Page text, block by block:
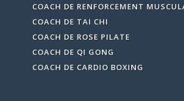
COACH DE RENFORCEMENT
COACH DE TAI CHI
COACH DE ROSE PILATE
COACH DE QI GONG
COACH DE CARDIO BOXING